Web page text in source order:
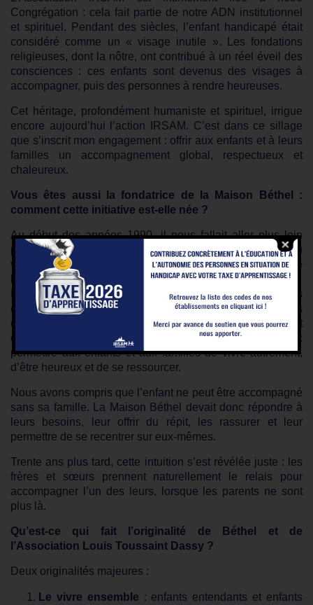
Congrégation : cela fait partie de notre ADN institutionnel
et spirituel. Pendant des siècles, l’enfant handicapé était
considéré comme un « visage inutile ». Les fondations
religieuses, dont la nôtre, ont contribué à un réel éveil des
consciences : ces enfants sont devenus des visages à
accompagner, puis des personnes à rendre heureuses.
Cet héritage, profondément humaniste et spirituel, irrigue
encore aujourd’hui l’action IRSAM. C’est dans ce sillage
que s’inscrit mon engagement : offrir aux enfants et à leurs
familles un accompagnement global, respectueux et
chaleureux.
Vous êtes aussi la fondatrice de la Maison Béthel :
comment cette initiative est-elle née ?
Au début des années 1990, il nous fallait aller plus loin
pour répondre aux besoins que nous percevions : celui du
vivre ensemble
l’accompagnement global de
l’enfant et de sa famille
La Maison Béthel a été créée pour mêler enfants
entendants et enfants déficients auditifs dans des séjours
communs, proposer un cadre bienveillant et familial, et
offrir aux familles un répit bien mérité. L’objectif était clair :
permettre aux enfants et aux familles de vivre autrement,
d’être heureux et de se ressourcer.
Nous avons compris que l’enfant ne peut être accompagné
sans sa famille. La Maison Béthel devait donc répondre à
leurs besoins, leur offrir du répit, les rassurer et leur
permettre de se recentrer sur eux-mêmes.
Trente ans plus tard, cette intuition s’est révélée juste : les
frères et sœurs prennent naturellement le relais pour
accompagner l’un des leurs, lorsque les parents ne sont
plus là.
Qu’est-ce qui fait l’originalité de Béthel et de
l’Association Louis Toussaint Dassy ?
Deux originalités majeures :
Le vivre ensemble : enfants entendants et enfants